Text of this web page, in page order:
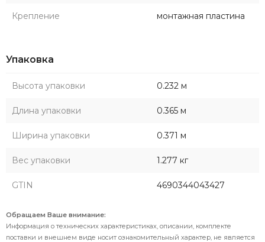
Крепление монтажная пластина
Упаковка
Высота упаковки 0.232 м
Длина упаковки 0.365 м
Ширина упаковки 0.371 м
Вес упаковки 1.277 кг
GTIN 4690344043427
Обращаем Ваше внимание:
Информация о технических характеристиках, описании, комплекте
поставки и внешнем виде носит ознакомительный характер, не является